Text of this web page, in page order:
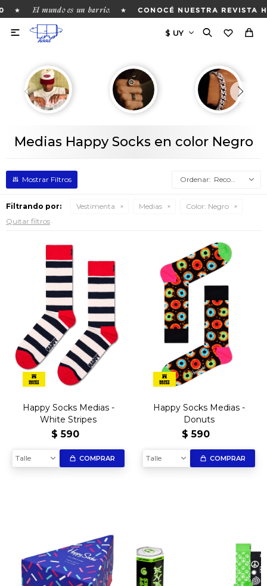
★ El mundo es un barrio. ★ CONOCÉ NUESTRA REVISTA

Medias Happy Socks en color Negro
Recomendados
Filtrando por: Vestimenta Medias Color: Negro
Quitar filtros
Happy Socks Medias -
White Stripes
$ 590
Talle COMPRAR
Happy Socks Medias -
Donuts
$ 590
Talle COMPRAR